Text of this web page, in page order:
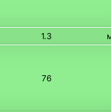
1.3
76